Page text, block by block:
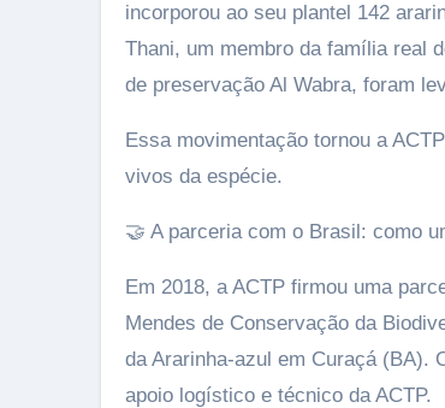
incorporou ao seu plantel 142
Thani, um membro da família real
de preservação Al Wabra, foram
Essa movimentação tornou a
vivos da espécie.
🤝 A parceria com o Brasil: como
Em 2018, a ACTP firmou uma
Mendes de Conservação da
da Ararinha-azul em Curaçá (BA).
apoio logístico e técnico da ACTP.